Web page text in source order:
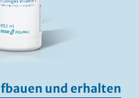
und erhalten